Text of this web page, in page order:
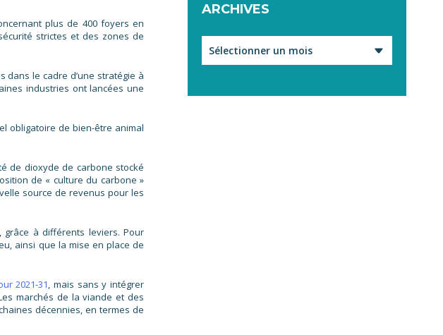
plus de 400 foyers en
strictes et des zones de
le cadre d’une stratégie à
industries ont lancées une
obligatoire de bien-être animal
de dioxyde de carbone stocké
de « culture du carbone »
source de revenus pour les
grâce à différents leviers. Pour
ainsi que la mise en place de
2021-31, mais sans y intégrer
marchés de la viande et des
décennies, en termes de
ARCHIVES